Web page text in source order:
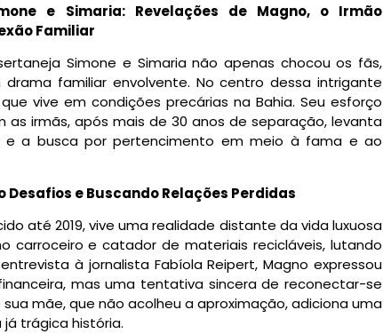
e Simaria: Revelações de Magno, o Irmão
Familiar
Simone e Simaria não apenas chocou os fãs,
familiar envolvente. No centro dessa intrigante
vive em condições precárias na Bahia. Seu esforço
irmãs, após mais de 30 anos de separação, levanta
e a busca por pertencimento em meio à fama e ao
Desafios e Buscando Relações Perdidas
até 2019, vive uma realidade distante da vida luxuosa
carroceiro e catador de materiais recicláveis, lutando
à jornalista Fabíola Reipert, Magno expressou
mas uma tentativa sincera de reconectar-se
mãe, que não acolheu a aproximação, adiciona uma
trágica história.